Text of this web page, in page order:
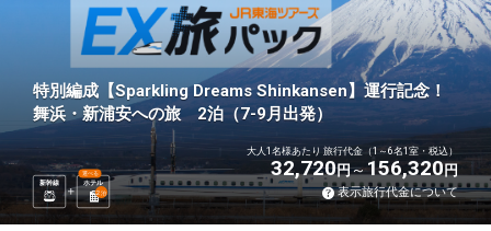
特別編成【Sparkling Dreams Shinkansen】運行記念！
舞浜・新浦安への旅 2泊（7-9月出発）
新幹線 ホテル
選べる
2泊
大人1名様あたり 旅行代金（1～6名1室・税込）
32,720円 156,320円
表示旅行代金について